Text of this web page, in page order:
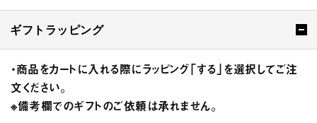
ギフトラッピング
・商品をカートに入れる際にラッピング「する」を選択してご注
文ください。
※備考欄でのギフトのご依頼は承れません。